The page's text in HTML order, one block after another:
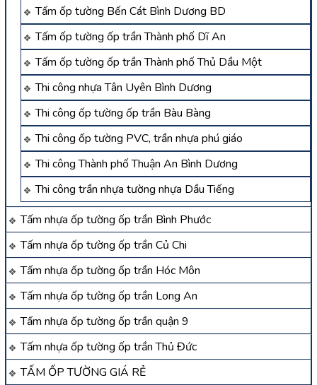
Tấm ốp tường Bến Cát Bình Dương BD
Tấm ốp tường ốp trần Thành phố Dĩ An
Tấm ốp tường ốp trần Thành phố Thủ Dầu Một
Thi công nhựa Tân Uyên Bình Dương
Thi công ốp tường ốp trần Bàu Bàng
Thi công ốp tường PVC, trần nhựa phú giáo
Thi công Thành phố Thuận An Bình Dương
Thi công trần nhựa tường nhựa Dầu Tiếng
Tấm nhựa ốp tường ốp trần Bình Phước
Tấm nhựa ốp tường ốp trần Củ Chi
Tấm nhựa ốp tường ốp trần Hóc Môn
Tấm nhựa ốp tường ốp trần Long An
Tấm nhựa ốp tường ốp trần quận 9
Tấm nhựa ốp tường ốp trần Thủ Đức
TẤM ỐP TƯỜNG GIÁ RẺ